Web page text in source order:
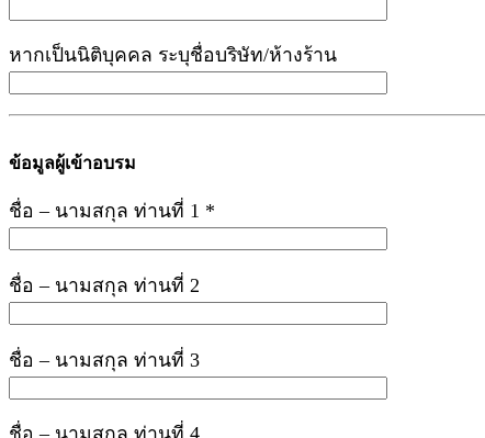
หากเป็นนิติบุคคล ระบุชื่อบริษัท/ห้างร้าน
ข้อมูลผู้เข้าอบรม
ชื่อ – นามสกุล ท่านที่ 1 *
ชื่อ – นามสกุล ท่านที่ 2
ชื่อ – นามสกุล ท่านที่ 3